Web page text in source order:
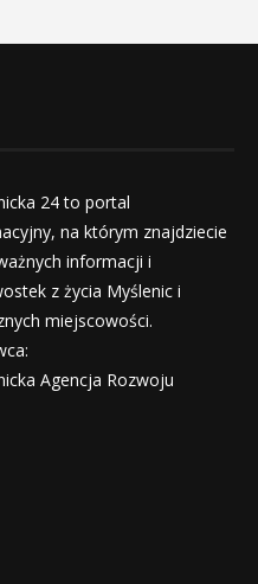
24 to portal
na którym znajdziecie
informacji i
z życia Myślenic i
miejscowości.
Agencja Rozwoju